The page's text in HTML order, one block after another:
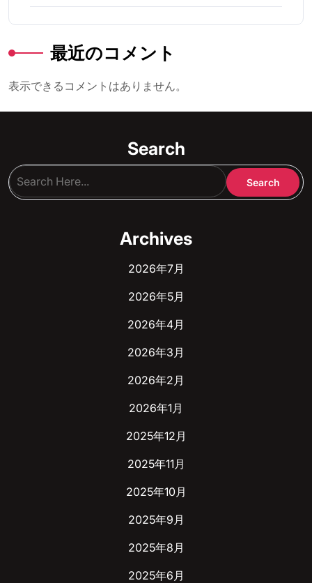
最近のコメント
表示できるコメントはありません。
Search
Archives
2026年7月
2026年5月
2026年4月
2026年3月
2026年2月
2026年1月
2025年12月
2025年11月
2025年10月
2025年9月
2025年8月
2025年6月